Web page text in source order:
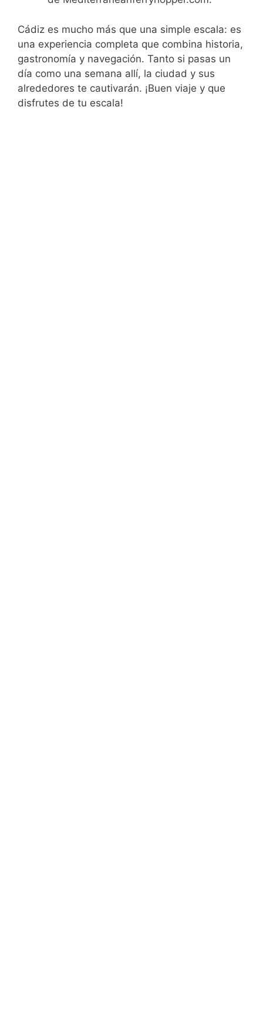
Cádiz es mucho más que una simple escala: es
una experiencia completa que combina historia,
gastronomía y navegación. Tanto si pasas un
día como una semana allí, la ciudad y sus
alrededores te cautivarán. ¡Buen viaje y que
disfrutes de tu escala!